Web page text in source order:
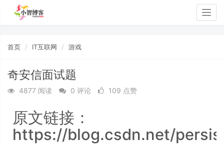
首页 IT互联网 游戏
奇安信面试题
4877 阅读 0 评论 109 点赞
原文链接：
https://blog.csdn.net/